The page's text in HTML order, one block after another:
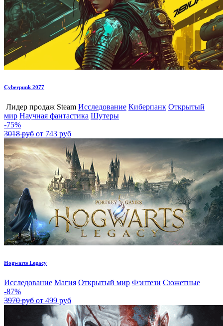
Cyberpunk 2077
Лидер продаж Steam Исследование Киберпанк Открытый
мир Научная фантастика Шутеры
-75%
3018 руб от 743 руб
Hogwarts Legacy
Исследование Магия Открытый мир Фэнтези Сюжетные
-87%
3970 руб от 499 руб